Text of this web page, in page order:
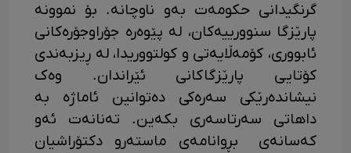
گرنگیدانی حکومەت بەو ناوچانە. بۆ نموونە
پارێزگا سنوورییەکان، لە پێوەرە جۆراوجۆرەکانی
ئابووری، کۆمەڵایەتی و کولتووریدا، لە ڕیزبەندی
کۆتایی پارێزگاکانی ئێراندان. وەک
نیشاندەرێکی سەرەکی دەتوانین ئاماژە بە
داهاتی سەرتاسەری بکەین. تەنانەت ئەو
کەسانەی بڕوانامەی ماستەرو دکتۆراشیان